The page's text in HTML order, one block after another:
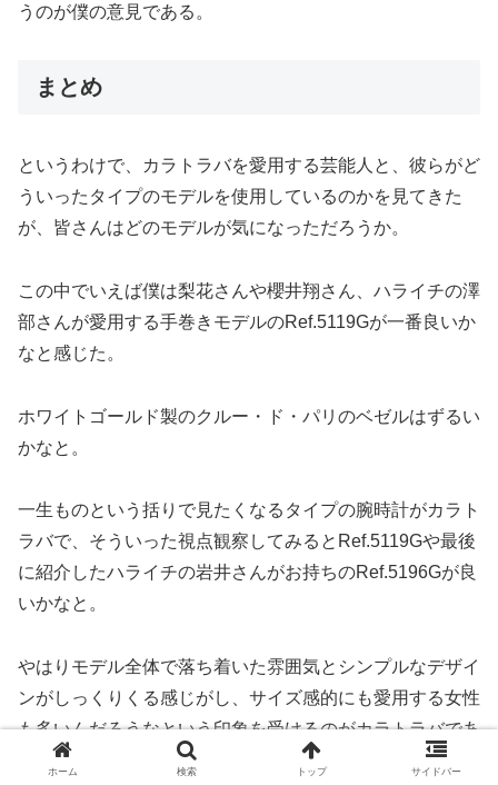
うのが僕の意見である。
まとめ
というわけで、カラトラバを愛用する芸能人と、彼らがど
ういったタイプのモデルを使用しているのかを見てきた
が、皆さんはどのモデルが気になっただろうか。
この中でいえば僕は梨花さんや櫻井翔さん、ハライチの澤
部さんが愛用する手巻きモデルのRef.5119Gが一番良いか
なと感じた。
ホワイトゴールド製のクルー・ド・パリのベゼルはずるい
かなと。
一生ものという括りで見たくなるタイプの腕時計がカラト
ラバで、そういった視点観察してみるとRef.5119Gや最後
に紹介したハライチの岩井さんがお持ちのRef.5196Gが良
いかなと。
やはりモデル全体で落ち着いた雰囲気とシンプルなデザイ
ンがしっくりくる感じがし、サイズ感的にも愛用する女性
も多いんだろうなという印象を受けるのがカラトラバであ
るが、40ミリに満たないサイズ展開をミリ単位で行なっ
ホーム 検索 トップ サイドバー